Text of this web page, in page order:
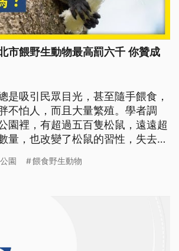
市餵野生動物最高罰六千 你贊成
是吸引民眾目光，甚至隨手餵食，
不怕人，而且大量繁殖。學者調
園裡，有超過五百隻松鼠，遠遠超
量，也改變了松鼠的習性，失去覓
1日起，將針對市內公園餵食野生動
園 餵食野生動物